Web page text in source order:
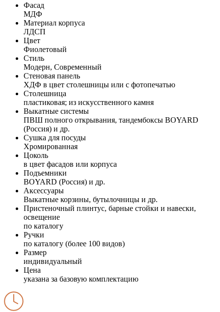
Фасад
МДФ
Материал корпуса
ЛДСП
Цвет
Фиолетовый
Стиль
Модерн, Современный
Стеновая панель
ХДФ в цвет столешницы или с фотопечатью
Столешница
пластиковая; из искусственного камня
Выкатные системы
ПВШ полного открывания, тандембоксы BOYARD
(Россия) и др.
Сушка для посуды
Хромированная
Цоколь
в цвет фасадов или корпуса
Подъемники
BOYARD (Россия) и др.
Аксессуары
Выкатные корзины, бутылочницы и др.
Пристеночный плинтус, барные стойки и навески,
освещение
по каталогу
Ручки
по каталогу (более 100 видов)
Размер
индивидуальный
Цена
указана за базовую комплектацию